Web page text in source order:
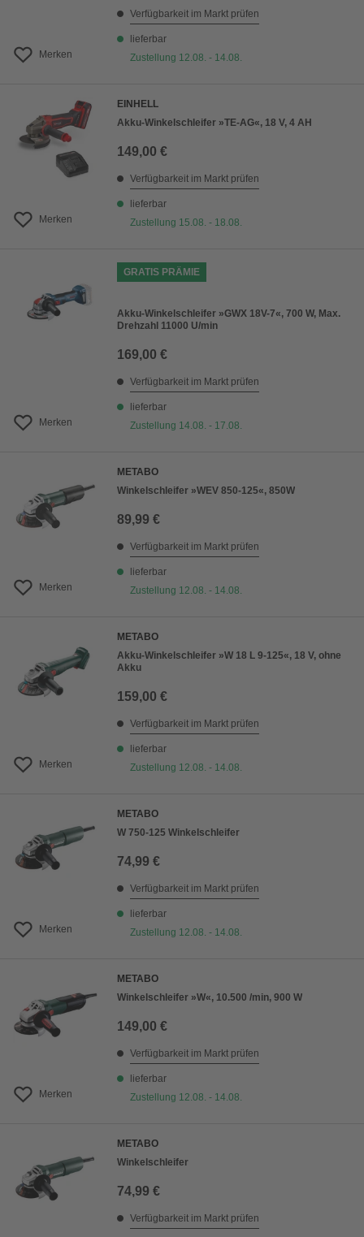
Merken
Verfügbarkeit im Markt prüfen
lieferbar
Zustellung 12.08. - 14.08.
Merken
EINHELL
Akku-Winkelschleifer »TE-AG«, 18 V, 4 AH
149,00 €
Verfügbarkeit im Markt prüfen
lieferbar
Zustellung 15.08. - 18.08.
Merken
GRATIS PRÄMIE
Akku-Winkelschleifer »GWX 18V-7«, 700 W, Max.
Drehzahl 11000 U/min
169,00 €
Verfügbarkeit im Markt prüfen
lieferbar
Zustellung 14.08. - 17.08.
Merken
METABO
Winkelschleifer »WEV 850-125«, 850W
89,99 €
Verfügbarkeit im Markt prüfen
lieferbar
Zustellung 12.08. - 14.08.
Merken
METABO
Akku-Winkelschleifer »W 18 L 9-125«, 18 V, ohne
Akku
159,00 €
Verfügbarkeit im Markt prüfen
lieferbar
Zustellung 12.08. - 14.08.
Merken
METABO
W 750-125 Winkelschleifer
74,99 €
Verfügbarkeit im Markt prüfen
lieferbar
Zustellung 12.08. - 14.08.
Merken
METABO
Winkelschleifer »W«, 10.500 /min, 900 W
149,00 €
Verfügbarkeit im Markt prüfen
lieferbar
Zustellung 12.08. - 14.08.
METABO
Winkelschleifer
74,99 €
Verfügbarkeit im Markt prüfen